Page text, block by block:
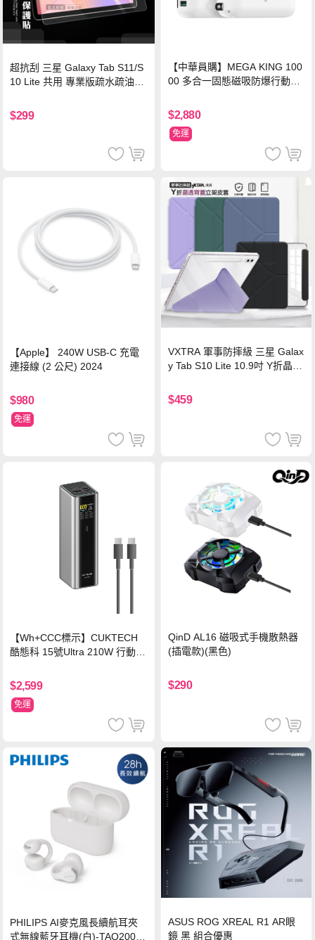
超抗刮 三星 Galaxy Tab S11/S
10 Lite 共用 專業版疏水疏油9H
$299
【中華員購】MEGA KING 100
00 多合一固態磁吸防爆行動電
$2,880
免運
【Apple】 240W USB-C 充電
連接線 (2 公尺) 2024
$980
免運
VXTRA 軍事防摔級 三星 Galax
y Tab S10 Lite 10.9吋 Y折晶透
$459
【Wh+CCC標示】CUKTECH
酷態科 15號Ultra 210W 行動電
$2,599
免運
QinD AL16 磁吸式手機散熱器
(插電款)(黑色)
$290
PHILIPS AI麥克風長續航耳夾
式無線藍牙耳機(白)-TAQ2000
ASUS ROG XREAL R1 AR眼
鏡 黑 組合優惠